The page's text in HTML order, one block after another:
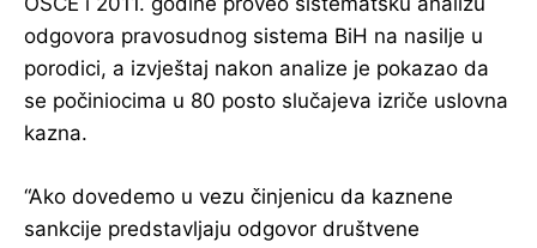
odgovora pravosudnog sistema BiH na nasilje u
porodici, a izvještaj nakon analize je pokazao da
se počiniocima u 80 posto slučajeva izriče uslovna
kazna.
“Ako dovedemo u vezu činjenicu da kaznene
sankcije predstavljaju odgovor društvene